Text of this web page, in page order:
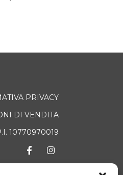
PRIVACY
DI VENDITA
10770970019